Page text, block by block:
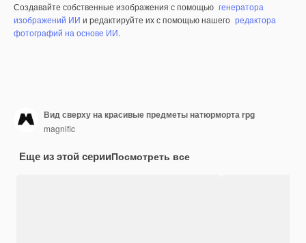
Создавайте собственные изображения с помощью генератора
изображений ИИ и редактируйте их с помощью нашего редактора
фотографий на основе ИИ.
Вид сверху на красивые предметы натюрморта rpg
magnific
Еще из этой серииПосмотреть все